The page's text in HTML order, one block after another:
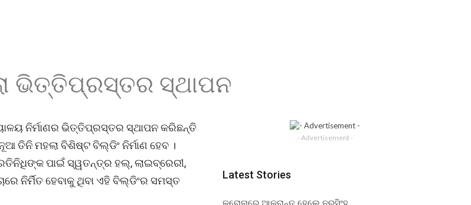
ଭିତ୍ତିପ୍ରସ୍ତର ସ୍ଥାପନ
ନିର୍ମାଣର ଭିତ୍ତିପ୍ରସ୍ତର ସ୍ଥାପନ କରିଛନ୍ତି
ତିନି ମହଲା ବିଶିଷ୍ଟ ବିଲ୍ଡିଂ ନିର୍ମାଣ ହେବ ।
ପାଇଁ ସ୍ୱତନ୍ତ୍ର ହଲ୍, ଲାଇବ୍ରେରୀ,
ନିର୍ମିତ ହେବାକୁ ଥିବା ଏହି ବିଲ୍ଡିଂର ସମସ୍ତ
- Advertisement -
Latest Stories